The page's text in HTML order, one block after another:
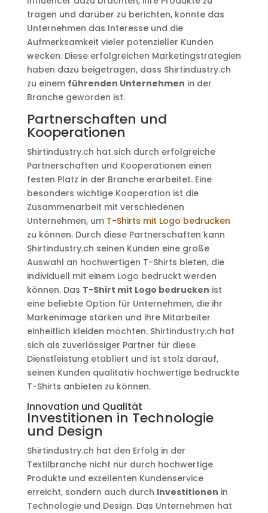
tragen und darüber zu berichten, konnte das
Unternehmen das Interesse und die
Aufmerksamkeit vieler potenzieller Kunden
wecken. Diese erfolgreichen Marketingstrategien
haben dazu beigetragen, dass Shirtindustry.ch
zu einem führenden Unternehmen in der
Branche geworden ist.
Partnerschaften und
Kooperationen
Shirtindustry.ch hat sich durch erfolgreiche
Partnerschaften und Kooperationen einen
festen Platz in der Branche erarbeitet. Eine
besonders wichtige Kooperation ist die
Zusammenarbeit mit verschiedenen
Unternehmen, um T-Shirts mit Logo bedrucken
zu können. Durch diese Partnerschaften kann
Shirtindustry.ch seinen Kunden eine große
Auswahl an hochwertigen T-Shirts bieten, die
individuell mit einem Logo bedruckt werden
können. Das T-Shirt mit Logo bedrucken ist
eine beliebte Option für Unternehmen, die ihr
Markenimage stärken und ihre Mitarbeiter
einheitlich kleiden möchten. Shirtindustry.ch hat
sich als zuverlässiger Partner für diese
Dienstleistung etabliert und ist stolz darauf,
seinen Kunden qualitativ hochwertige bedruckte
T-Shirts anbieten zu können.
Innovation und Qualität
Investitionen in Technologie
und Design
Shirtindustry.ch hat den Erfolg in der
Textilbranche nicht nur durch hochwertige
Produkte und exzellenten Kundenservice
erreicht, sondern auch durch Investitionen in
Technologie und Design. Das Unternehmen hat